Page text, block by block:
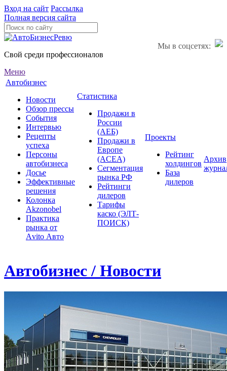
Вход на сайт Рассылка
Полная версия сайта
Мы в соцсетях:
Свой среди профессионалов
Меню
Автобизнес
Новости
Обзор прессы
События
Интервью
Рецепты
успеха
Персоны
автобизнеса
Досье
Эффективные
решения
Колонка
Akzonobel
Практика
рынка от
Аvito Авто
Статистика
Продажи в
России
(АЕБ)
Продажи в
Европе
(ACEA)
Сегментация
рынка РФ
Рейтинги
дилеров
Тарифы
каско (ЭЛТ-
ПОИСК)
Проекты
Рейтинг
холдингов
База
дилеров
Архив
Автобизнес / Новости